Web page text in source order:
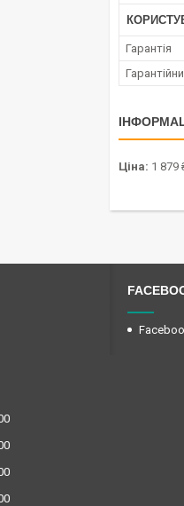
Гарантія
Ціна: 1 879